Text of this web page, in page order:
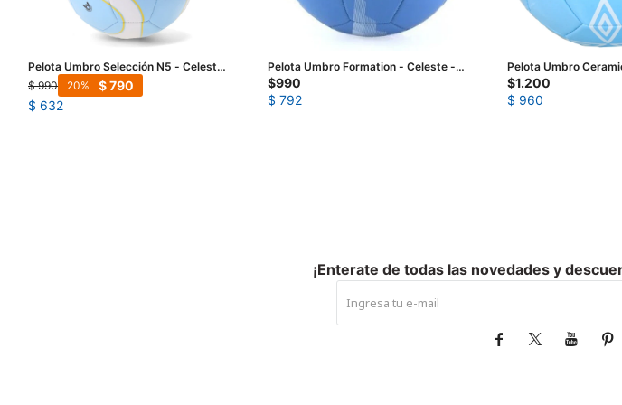
Pelota Umbro Selección N5 - Celeste
- Blanco - Amarillo
$ 990 $790
20
$ 632
Pelota Umbro Formation - Celeste -
Azul - Blanco
$990
$ 792
Pelota Umbro
Blanco
$1.200
$ 960
¡Enterate de todas las novedades y
   